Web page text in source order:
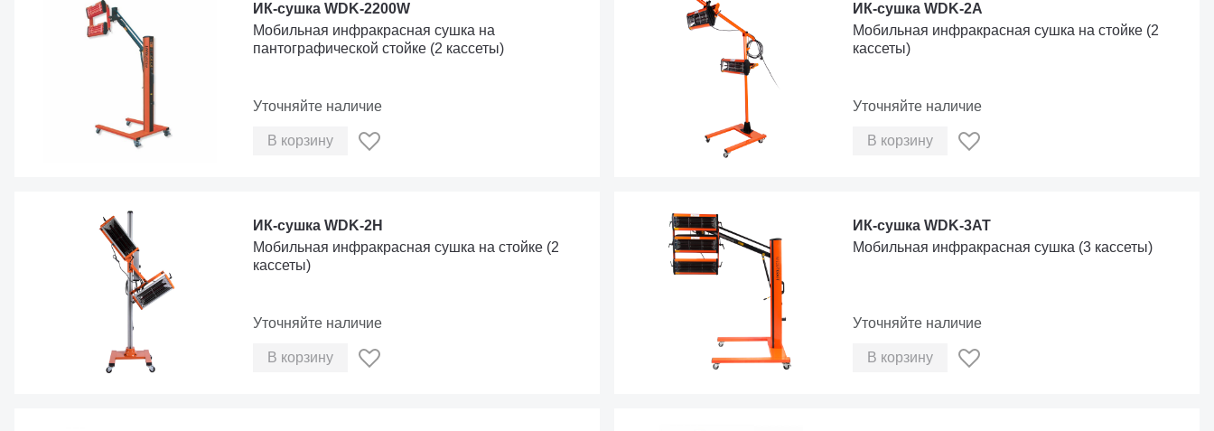
ИК-сушка WDK-2200W
Мобильная инфракрасная сушка на
пантографической стойке (2 кассеты)
Уточняйте наличие
В корзину
ИК-сушка WDK-2A
Мобильная инфракрасная сушка на стойке (2
кассеты)
Уточняйте наличие
В корзину
ИК-сушка WDK-2H
Мобильная инфракрасная сушка на стойке (2
кассеты)
Уточняйте наличие
В корзину
ИК-сушка WDK-3AT
Мобильная инфракрасная сушка (3 кассеты)
Уточняйте наличие
В корзину